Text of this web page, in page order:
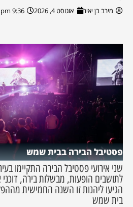
מירב בן יאיר אוגוסט 4, 2026 9:36 pm
פסטיבל הבירה בבית שמש
שני אירועי פסטיבל הבירה התקיימו
לתושבים הופעות, מבשלות בירה, דוכני
הגיעו ליהנות זו השנה החמישית
בית שמש